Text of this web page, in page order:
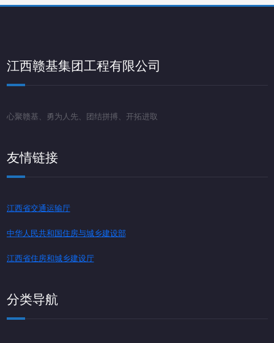
江西赣基集团工程有限公司
心聚赣基、勇为人先、团结拼搏、开拓进取
友情链接
江西省交通运输厅
中华人民共和国住房与城乡建设部
江西省住房和城乡建设厅
分类导航